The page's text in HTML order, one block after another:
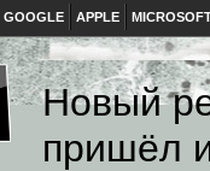
GOOGLE APPLE
Новый
пришёл